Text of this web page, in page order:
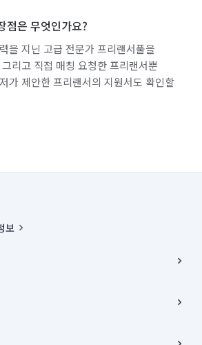
점은 무엇인가요?
을 지닌 고급 전문가 프리랜서풀을
리고 직접 매칭 요청한 프리랜서뿐
가 제안한 프리랜서의 지원서도 확인할
보
로구 율곡로 6(중학동, 트윈트리빌딩) B동 5층
로구 수송동 율곡로 24, 7층, 8층 미소
의무와 책임은 거래당사자에게 있습니다.